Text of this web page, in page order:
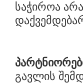
საჭიროა
გავლის